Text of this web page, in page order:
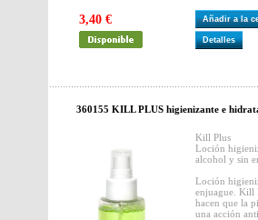
3,40 € Añadir a la
Detalles
360155 KILL PLUS higienizante e
Kill Plus
Loción
alcohol y sin
Loción
enjuague. Kill
hacen que la
una acción